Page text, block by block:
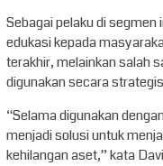
Sebagai pelaku di
edukasi kepada
terakhir, melainkan salah
digunakan secara
“Selama digunakan
menjadi solusi untuk
kehilangan aset,” kata